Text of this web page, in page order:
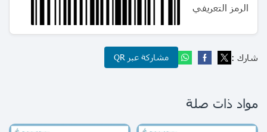
الرمز التعريفي
شارك : مشاركة عبر QR
مواد ذات صلة